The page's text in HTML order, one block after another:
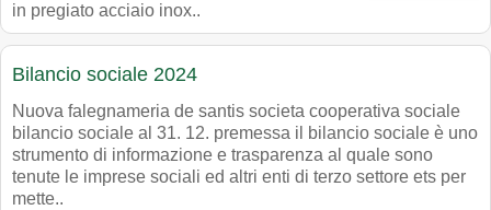
in pregiato acciaio inox..
Bilancio sociale 2024
Nuova falegnameria de santis societa cooperativa sociale
bilancio sociale al 31. 12. premessa il bilancio sociale è uno
strumento di informazione e trasparenza al quale sono
tenute le imprese sociali ed altri enti di terzo settore ets per
mette..